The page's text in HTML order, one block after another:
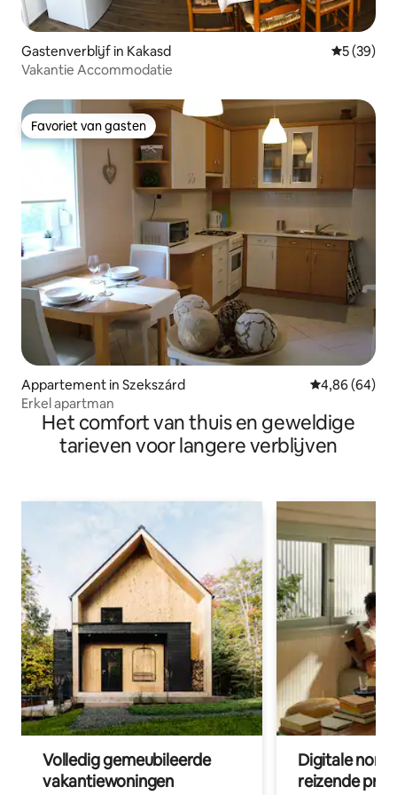
Gastenverblijf in Kakasd
5 (39)
Vakantie Accommodatie
Favoriet van gasten
Favoriet van gasten
Appartement in Szekszárd Gemiddelde
4,86 (64)
Erkel apartman
Het comfort van thuis en geweldige
tarieven voor langere verblijven
Volledig gemeubileerde
vakantiewoningen
Digitale
reizende